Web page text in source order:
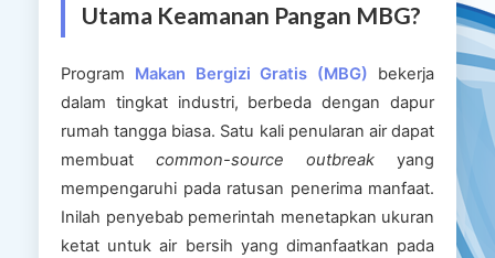
Utama Keamanan Pangan MBG?
Program Makan Bergizi Gratis (MBG) bekerja
dalam tingkat industri, berbeda dengan dapur
rumah tangga biasa. Satu kali penularan air dapat
membuat common-source outbreak yang
mempengaruhi pada ratusan penerima manfaat.
Inilah penyebab pemerintah menetapkan ukuran
ketat untuk air bersih yang dimanfaatkan pada